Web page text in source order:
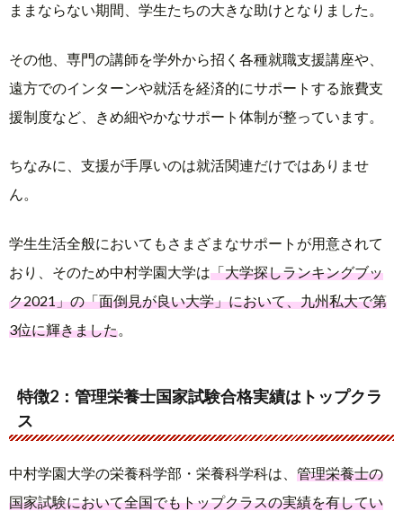
ままならない期間、学生たちの大きな助けとなりました。
その他、専門の講師を学外から招く各種就職支援講座や、
遠方でのインターンや就活を経済的にサポートする旅費支
援制度など、きめ細やかなサポート体制が整っています。
ちなみに、支援が手厚いのは就活関連だけではありませ
ん。
学生生活全般においてもさまざまなサポートが用意されて
おり、そのため中村学園大学は「大学探しランキングブッ
ク2021」の「面倒見が良い大学」において、九州私大で第
3位に輝きました
特徴2：管理栄養士国家試験合格実績はトップクラ
ス
中村学園大学の栄養科学部・栄養科学科は、 管理栄養士の
国家試験において全国でもトップクラスの実績を有してい